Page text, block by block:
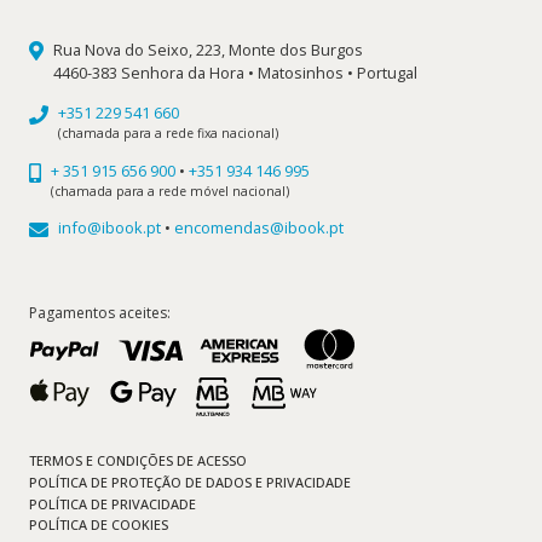
Rua Nova do Seixo, 223, Monte dos Burgos
4460-383 Senhora da Hora • Matosinhos • Portugal
+351 229 541 660
(chamada para a rede fixa nacional)
+ 351 915 656 900 • +351 934 146 995
(chamada para a rede móvel nacional)
info@ibook.pt • encomendas@ibook.pt
Pagamentos aceites:
TERMOS E CONDIÇÕES DE ACESSO
POLÍTICA DE PROTEÇÃO DE DADOS E PRIVACIDADE
POLÍTICA DE PRIVACIDADE
POLÍTICA DE COOKIES